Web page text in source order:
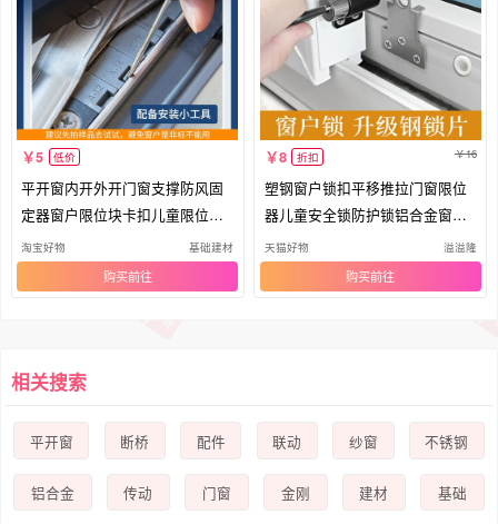
5 低价
平开窗内开外开门窗支撑防风固
定器窗户限位块卡扣儿童限位窗
锁
淘宝好物 基础建材
购买
8 折扣 16
塑钢窗户锁扣平移推拉门窗限位
器儿童安全锁防护锁铝合金窗防
盗锁
天猫好物 溢溢隆
购买
相关搜索
平开窗 断桥 配件 联动 纱窗 不锈钢
铝合金 传动 门窗 金刚 建材 基础